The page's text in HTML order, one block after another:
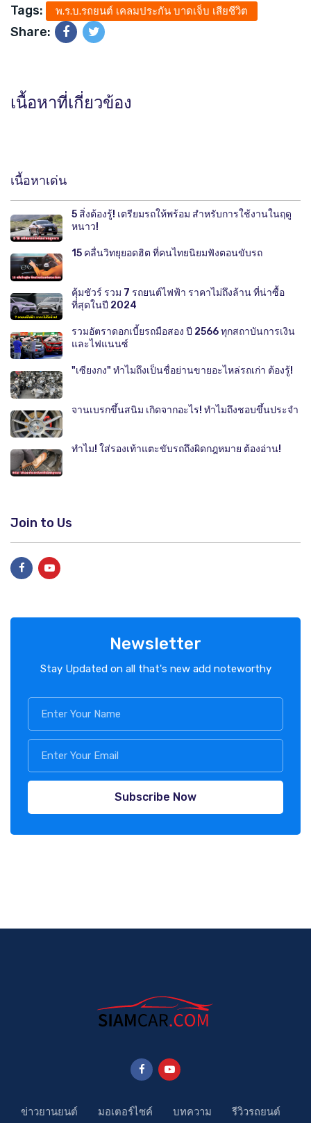
Tags: พ.ร.บ.รถยนต์ เคลมประกัน บาดเจ็บ เสียชีวิต
Share:
เนื้อหาที่เกี่ยวข้อง
เนื้อหาเด่น
5 สิ่งต้องรู้! เตรียมรถให้พร้อม สำหรับการใช้งานในฤดู
หนาว!
15 คลื่นวิทยุยอดฮิต ที่คนไทยนิยมฟังตอนขับรถ
คุ้มชัวร์ รวม 7 รถยนต์ไฟฟ้า ราคาไม่ถึงล้าน ที่น่าซื้อ
ที่สุดในปี 2024
รวมอัตราดอกเบี้ยรถมือสอง ปี 2566 ทุกสถาบันการเงิน
และไฟแนนซ์
"เซียงกง" ทำไมถึงเป็นชื่อย่านขายอะไหล่รถเก่า ต้องรู้!
จานเบรกขึ้นสนิม เกิดจากอะไร! ทำไมถึงชอบขึ้นประจำ
ทำไม! ใส่รองเท้าแตะขับรถถึงผิดกฎหมาย ต้องอ่าน!
Join to Us
Newsletter
Stay Updated on all that's new add noteworthy
Subscribe Now
ข่าวยานยนต์ มอเตอร์ไซค์ บทความ รีวิวรถยนต์